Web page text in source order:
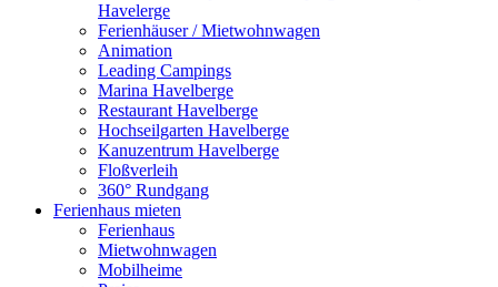
Havelerge
Ferienhäuser / Mietwohnwagen
Animation
Leading Campings
Marina Havelberge
Restaurant Havelberge
Hochseilgarten Havelberge
Kanuzentrum Havelberge
Floßverleih
360° Rundgang
Ferienhaus mieten
Ferienhaus
Mietwohnwagen
Mobilheime